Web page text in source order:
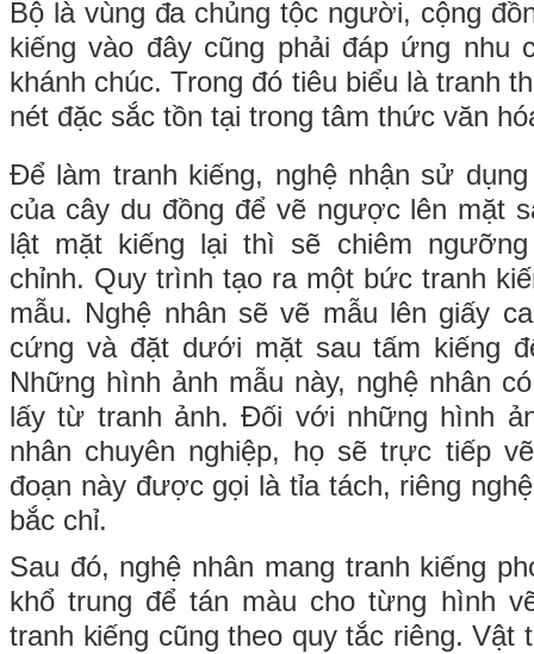
Bộ là vùng đa chủng tộc người, cộng
kiếng vào đây cũng phải đáp ứng nhu
khánh chúc. Trong đó tiêu biểu là tranh
nét đặc sắc tồn tại trong tâm thức văn
Để làm tranh kiếng, nghệ nhận sử
của cây du đồng để vẽ ngược lên mặt
lật mặt kiếng lại thì sẽ chiêm
chỉnh. Quy trình tạo ra một bức tranh
mẫu. Nghệ nhân sẽ vẽ mẫu lên giấy
cứng và đặt dưới mặt sau tấm kiếng
Những hình ảnh mẫu này, nghệ nhân
lấy từ tranh ảnh. Đối với những hình
nhân chuyên nghiệp, họ sẽ trực tiếp
đoạn này được gọi là tỉa tách, riêng
bắc chỉ.
Sau đó, nghệ nhân mang tranh kiếng
khổ trung để tán màu cho từng hình
tranh kiếng cũng theo quy tắc riêng. Vật